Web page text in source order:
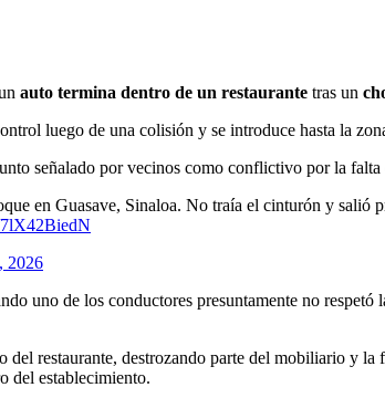
auto termina dentro de un restaurante tras un
luego de una colisión y se introduce hasta la
señalado por vecinos como conflictivo por la falta
en Guasave, Sinaloa. No traía el cinturón y salió
2026
uno de los conductores presuntamente no
restaurante, destrozando parte del mobiliario y
del establecimiento.